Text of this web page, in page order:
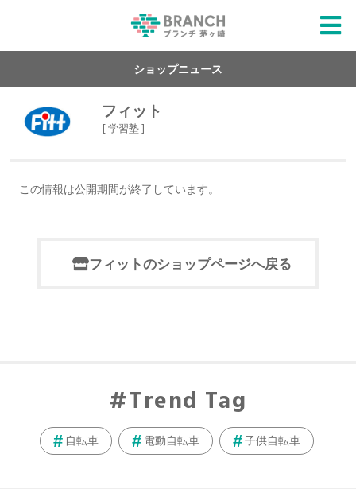
ショップニュース
フィット
[ 学習塾 ]
この情報は公開期間が終了しています。
フィットのショップページへ戻る
Trend Tag
自転車 電動自転車 子供自転車